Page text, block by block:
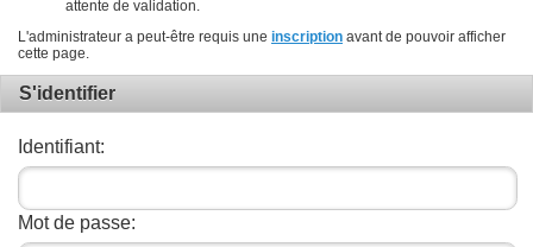
attente de validation.
L'administrateur a peut-être requis une inscription avant de pouvoir afficher
cette page.
S'identifier
Identifiant:
Mot de passe: